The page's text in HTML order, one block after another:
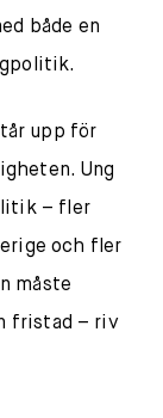
både en
upp för
Ung
– fler
och fler
måste
fristad – riv